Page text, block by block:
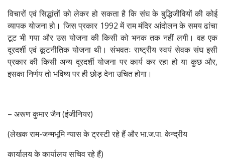
विचारों एवं सिद्धांतों को लेकर हो सकता है कि संघ के बुद्धिजीवियों की कोई
व्यापक योजना हो। जिस प्रकार 1992 में राम मंदिर आंदोलन के समय ढांचा
टूट भी गया और उस योजना की किसी को भनक तक नहीं लगी। वह एक
दूरदर्शी एवं कूटनीतिक योजना थी। संभवतः राष्ट्रीय स्वयं सेवक संघ इसी
प्रकार की किसी अन्य दूरदर्शी योजना पर कार्य कर रहा हो या कुछ और,
इसका निर्णय तो भविष्य पर ही छोड़ देना उचित होगा।
– अरूण कुमार जैन (इंजीनियर)
(लेखक राम-जन्मभूमि न्यास के ट्रस्टी रहे हैं और भा.ज.पा. केन्द्रीय
कार्यालय के कार्यालय सचिव रहे हैं)